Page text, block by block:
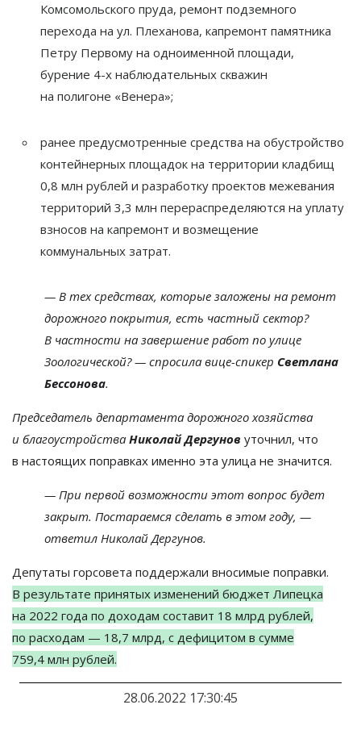
Комсомольского пруда, ремонт подземного
перехода на ул. Плеханова, капремонт памятника
Петру Первому на одноименной площади,
бурение 4-х наблюдательных скважин
на полигоне «Венера»;
ранее предусмотренные средства на обустройство
контейнерных площадок на территории кладбищ
0,8 млн рублей и разработку проектов межевания
территорий 3,3 млн перераспределяются на уплату
взносов на капремонт и возмещение
коммунальных затрат.
— В тех средствах, которые заложены на ремонт
дорожного покрытия, есть частный сектор?
В частности на завершение работ по улице
Зоологической?— спросила вице-спикер Светлана
Бессонова.
Председатель департамента дорожного хозяйства
и благоустройства Николай Дергунов уточнил, что
в настоящих поправках именно эта улица не значится.
— При первой возможности этот вопрос будет
закрыт. Постараемся сделать в этом году, —
ответил Николай Дергунов.
Депутаты горсовета поддержали вносимые поправки.
В результате принятых изменений бюджет Липецка
на 2022 года по доходам составит 18 млрд рублей,
по расходам — 18,7 млрд, с дефицитом в сумме
759,4 млн рублей.
28.06.2022 17:30:45